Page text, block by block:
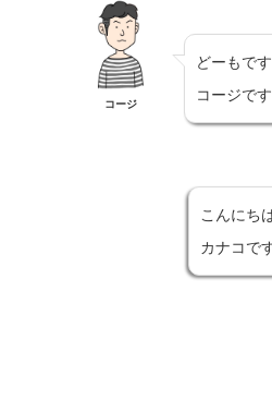
コージ
どーもです
コージです
こんにち
カナコで